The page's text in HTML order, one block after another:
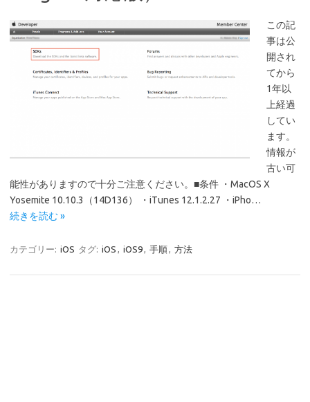
この記
事は公
開され
てから
1年以
上経過
してい
ます。
情報が
古い可
能性がありますので十分ご注意ください。■条件 ・MacOS X
Yosemite 10.10.3（14D136） ・iTunes 12.1.2.27 ・iPho…
続きを読む »
カテゴリー: iOS タグ: iOS , iOS9, 手順, 方法